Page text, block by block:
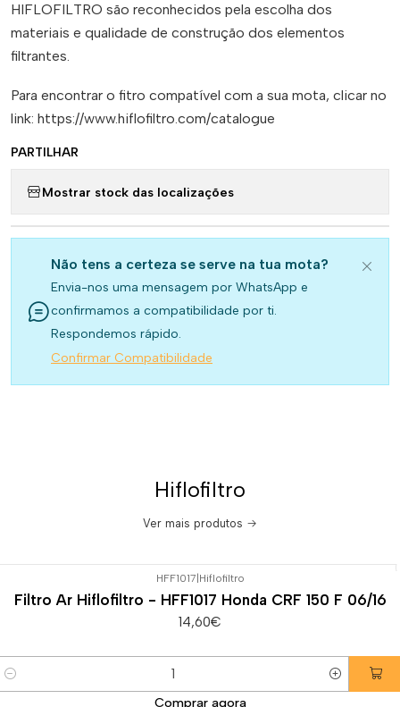
HIFLOFILTRO são reconhecidos pela escolha dos
materiais e qualidade de construção dos elementos
filtrantes.
Para encontrar o fitro compatível com a sua mota, clicar no
link: https://www.hiflofiltro.com/catalogue
PARTILHAR
Mostrar stock das localizações
Não tens a certeza se serve na tua mota?
Envia-nos uma mensagem por WhatsApp e
confirmamos a compatibilidade por ti.
Respondemos rápido.
Confirmar Compatibilidade
Hiflofiltro
Ver mais produtos
HFF1017 Hiflofiltro
Filtro Ar Hiflofiltro - HFF1017 Honda CRF 150 F 06/16
14,60€
Comprar agora